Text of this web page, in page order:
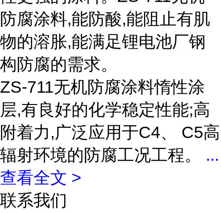
防腐涂料,能防酸,能阻止有肌
物的溶胀,能满足锂电池厂钢
构防腐的需求。
ZS-711无机防腐涂料惰性涂
层,有良好的化学稳定性能;高
附着力,广泛应用于C4、 C5高
辐射环境的防腐工况工程。 ...
查看全文 >
联系我们